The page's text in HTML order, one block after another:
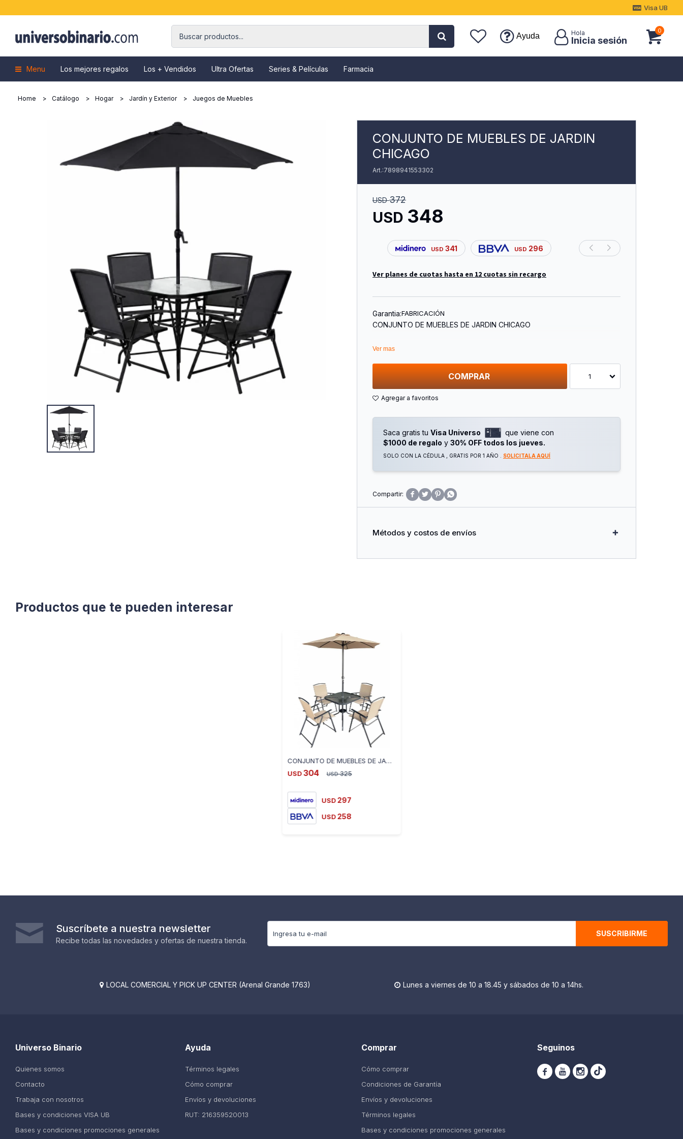
Menu Los mejores regalos Los + Vendidos Ultra Ofertas Series & Películas Farmacia
Ayuda
0
Visa UB
Home Catálogo Hogar Jardín y Exterior Juegos de Muebles
CONJUNTO DE MUEBLES DE JARDIN
CHICAGO
7898941553302
USD 348
USD 372
USD 341 USD 296
Ver planes de cuotas hasta en 12 cuotas sin recargo
Garantia:FABRICACIÓN
CONJUNTO DE MUEBLES DE JARDIN CHICAGO
Ver mas
COMPRAR 1
Saca gratis tu Visa Universo
que viene con
$1000 de regalo y 30% OFF todos los jueves.
SOLO CON LA CÉDULA , GRATIS POR 1 AÑO . SOLICITALA AQUÍ
   
Métodos y costos de envíos
Productos que te pueden interesar
CONJUNTO DE MUEBLES DE JARDIN ACAPULCO
USD 304 USD 325
USD 297
USD 258
Suscríbete a nuestra newsletter
Recibe todas las novedades y ofertas de nuestra tienda.
SUSCRIBIRME
 LOCAL COMERCIAL Y PICK UP CENTER (Arenal Grande 1763)  Lunes a viernes de 10 a 18.45 y sábados de 10 a 14hs.
Ayuda
Términos legales
Cómo comprar
Envíos y devoluciones
RUT: 216359520013
Universo Binario
Quienes somos
Contacto
Trabaja con nosotros
Bases y condiciones VISA UB
Bases y condiciones promociones generales
Comprar
Cómo comprar
Condiciones de Garantía
Envíos y devoluciones
Términos legales
Bases y condiciones promociones generales
Seguinos
  